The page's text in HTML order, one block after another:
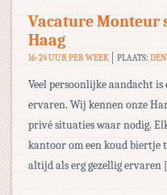
Vacature Monteur
Haag
16-24 UUR PER WEEK PLAATS:
Veel persoonlijke aandacht
ervaren. Wij kennen onze
privé situaties waar nodig.
kantoor om een koud biertje
altijd als erg gezellig